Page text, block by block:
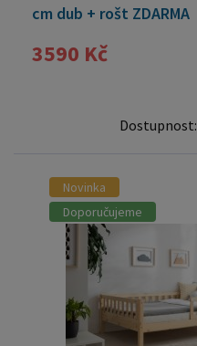
cm dub + rošt ZDARMA
3590 Kč
Dostupnost:
Novinka
Doporučujeme